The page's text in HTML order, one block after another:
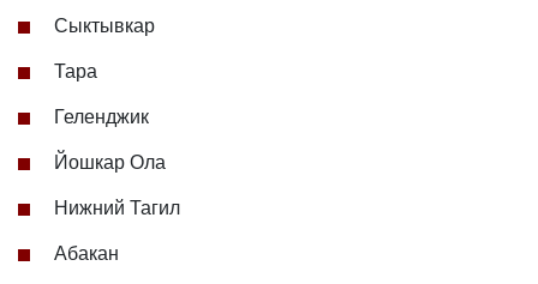
Сыктывкар
Тара
Геленджик
Йошкар Ола
Нижний Тагил
Абакан